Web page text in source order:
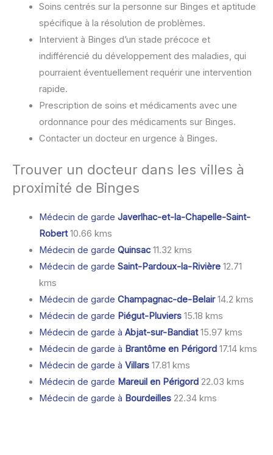
Soins centrés sur la personne sur Binges et aptitude
spécifique à la résolution de problèmes.
Intervient à Binges d’un stade précoce et
indifférencié du développement des maladies, qui
pourraient éventuellement requérir une intervention
rapide.
Prescription de soins et médicaments avec une
ordonnance pour des médicaments sur Binges.
Contacter un docteur en urgence à Binges.
Trouver un docteur dans les villes à
proximité de Binges
Médecin de garde Javerlhac-et-la-Chapelle-Saint-
Robert10.66 kms
Médecin de garde Quinsac11.32 kms
Médecin de garde Saint-Pardoux-la-Rivière12.71
kms
Médecin de garde Champagnac-de-Belair14.2 kms
Médecin de garde Piégut-Pluviers15.18 kms
Médecin de garde à Abjat-sur-Bandiat15.97 kms
Médecin de garde à Brantôme en Périgord17.14 kms
Médecin de garde à Villars17.81 kms
Médecin de garde Mareuil en Périgord22.03 kms
Médecin de garde à Bourdeilles22.34 kms